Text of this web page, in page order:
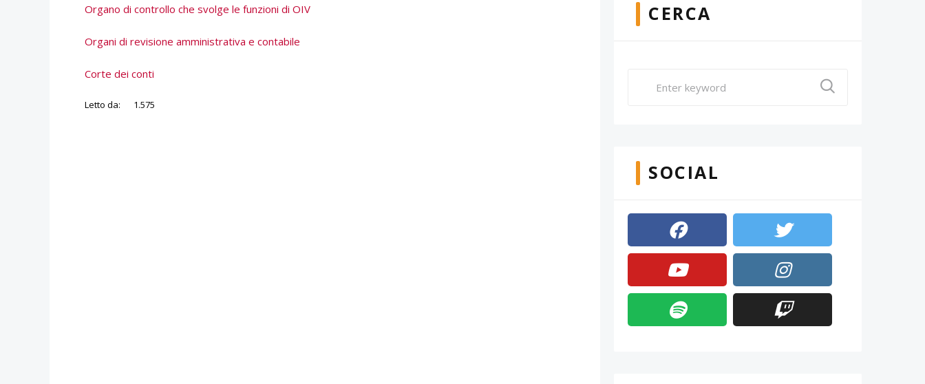
Organo di controllo che svolge le funzioni di OIV
Organi di revisione amministrativa e contabile
Corte dei conti
Letto da: 1.575
CERCA
SOCIAL